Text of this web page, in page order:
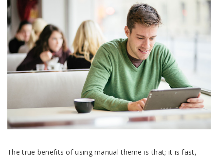
The true benefits of using manual theme is that; it is fast,